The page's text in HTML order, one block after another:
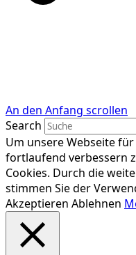
An den Anfang scrollen
Search
Um unsere Webseite
fortlaufend verbessern
Cookies. Durch die
stimmen Sie der
Akzeptieren Ablehnen